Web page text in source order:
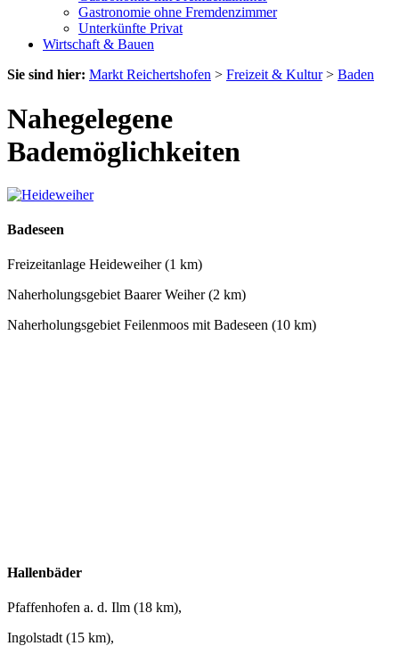
Gastronomie ohne Fremdenzimmer
Unterkünfte Privat
Wirtschaft & Bauen
Sie sind hier: Markt Reichertshofen > Freizeit & Kultur> Baden
Nahegelegene
Bademöglichkeiten
Badeseen
Freizeitanlage Heideweiher (1 km)
Naherholungsgebiet Baarer Weiher (2 km)
Naherholungsgebiet Feilenmoos mit Badeseen (10 km)
Hallenbäder
Pfaffenhofen a. d. Ilm (18 km),
Ingolstadt (15 km),